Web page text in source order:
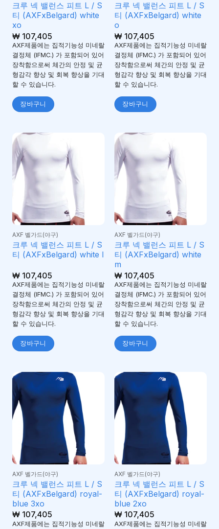
크루 넥 밸런스 피트 L / S
티 (AXFxBelgard) white
xo
₩107,405
AXF제품에는 집적기능성 미네랄
결정체 (IFMC.) 가 포함되어 있어
장착함으로써 체간의 안정 및 균
형감각 향상 및 회복 향상을 기대
할 수 있습니다.
장바구니
크루 넥 밸런스 피트 L / S
티 (AXFxBelgard) white
o
₩107,405
AXF제품에는 집적기능성 미네랄
결정체 (IFMC.) 가 포함되어 있어
장착함으로써 체간의 안정 및 균
형감각 향상 및 회복 향상을 기대
할 수 있습니다.
장바구니
AXF 벨가드(야구)
크루 넥 밸런스 피트 L / S
티 (AXFxBelgard) white l
₩107,405
AXF제품에는 집적기능성 미네랄
결정체 (IFMC.) 가 포함되어 있어
장착함으로써 체간의 안정 및 균
형감각 향상 및 회복 향상을 기대
할 수 있습니다.
장바구니
AXF 벨가드(야구)
크루 넥 밸런스 피트 L / S
티 (AXFxBelgard) white
m
₩107,405
AXF제품에는 집적기능성 미네랄
결정체 (IFMC.) 가 포함되어 있어
장착함으로써 체간의 안정 및 균
형감각 향상 및 회복 향상을 기대
할 수 있습니다.
장바구니
AXF 벨가드(야구)
크루 넥 밸런스 피트 L / S
티 (AXFxBelgard) royal-
blue 3xo
₩107,405
AXF제품에는 집적기능성 미네랄
AXF 벨가드(야구)
크루 넥 밸런스 피트 L / S
티 (AXFxBelgard) royal-
blue 2xo
₩107,405
AXF제품에는 집적기능성 미네랄